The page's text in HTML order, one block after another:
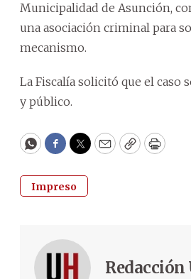
Municipalidad de Asunción,
una asociación criminal para
mecanismo.
La Fiscalía solicitó que el caso
y público.
WhatsApp
Facebook
Twitter
EmailCopyPrint
Impreso
Redacción